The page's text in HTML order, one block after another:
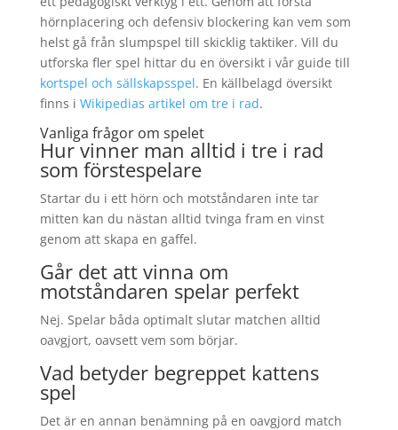
hörnplacering och defensiv blockering kan vem som
helst gå från slumpspel till skicklig taktiker. Vill du
utforska fler spel hittar du en översikt i vår guide till
kortspel och sällskapsspel. En källbelagd översikt
finns i Wikipedias artikel om tre i rad.
Vanliga frågor om spelet
Hur vinner man alltid i tre i rad
som förstespelare
Startar du i ett hörn och motståndaren inte tar
mitten kan du nästan alltid tvinga fram en vinst
genom att skapa en gaffel.
Går det att vinna om
motståndaren spelar perfekt
Nej. Spelar båda optimalt slutar matchen alltid
oavgjort, oavsett vem som börjar.
Vad betyder begreppet kattens
spel
Det är en annan benämning på en oavgjord match